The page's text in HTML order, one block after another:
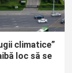
climatice”
loc să se